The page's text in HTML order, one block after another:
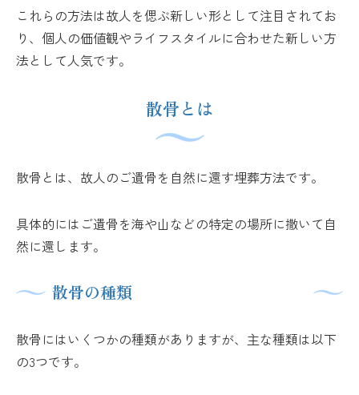
これらの方法は故人を偲ぶ新しい形として注目されてお
り、個人の価値観やライフスタイルに合わせた新しい方
法として人気です。
散骨とは
散骨とは、故人のご遺骨を自然に還す埋葬方法です。
具体的にはご遺骨を海や山などの特定の場所に撒いて自
然に還します。
散骨の種類
散骨にはいくつかの種類がありますが、主な種類は以下
の3つです。